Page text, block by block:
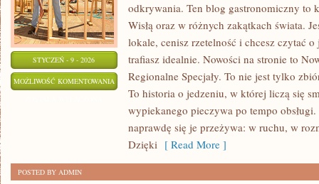
STYCZEŃ - 9 - 2026
MOŻLIWOŚĆ KOMENTOWANIA NAJLEPSZE
ŚNIADANIA
BRUNCH
odkrywania. Ten blog gastronomiczny to
Wisłą oraz w różnych zakątkach świata.
lokale, cenisz rzetelność i chcesz czytać
trafiasz idealnie. Nowości na stronie to
Regionalne Specjały. To nie jest tylko
To historia o jedzeniu, w której liczą się
wypiekanego pieczywa po tempo
naprawdę się je przeżywa: w ruchu, w
Dzięki [ Read More ]
POSTED BY ADMIN